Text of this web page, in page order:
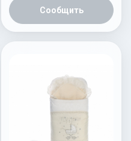
Сообщить